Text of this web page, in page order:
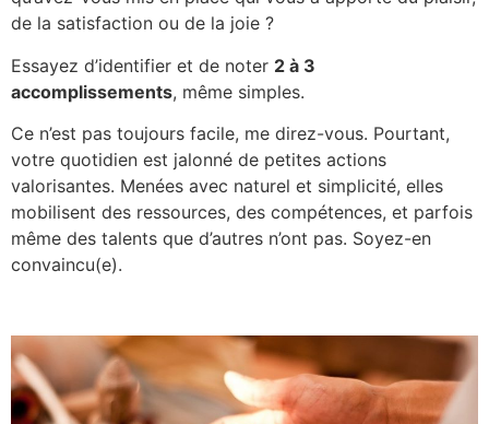
de la satisfaction ou de la joie ?
Essayez d’identifier et de noter 2 à 3
accomplissements, même simples.
Ce n’est pas toujours facile, me direz-vous. Pourtant,
votre quotidien est jalonné de petites actions
valorisantes. Menées avec naturel et simplicité, elles
mobilisent des ressources, des compétences, et parfois
même des talents que d’autres n’ont pas. Soyez-en
convaincu(e).